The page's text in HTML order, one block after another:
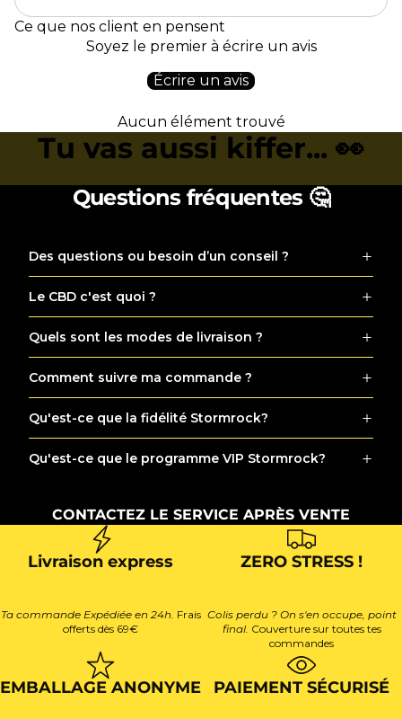
Ce que nos client en pensent
Soyez le premier à écrire un avis
Écrire un avis
Aucun élément trouvé
Tu vas aussi kiffer... 👀
Questions fréquentes 🤔
Des questions ou besoin d’un conseil ?
Le CBD c'est quoi ?
Quels sont les modes de livraison ?
Comment suivre ma commande ?
Qu'est-ce que la fidélité Stormrock?
Qu'est-ce que le programme VIP Stormrock?
CONTACTEZ LE SERVICE APRÈS VENTE
Livraison express
Ta commande Expédiée en 24h. Frais
offerts dès 69€
ZERO STRESS !
Colis perdu ? On s'en occupe, point
final. Couverture sur toutes tes
commandes
EMBALLAGE ANONYME PAIEMENT SÉCURISÉ